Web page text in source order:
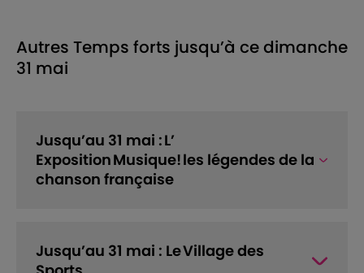
Autres Temps forts jusqu’à ce dimanche
31 mai
Jusqu’au 31 mai : L’
Exposition Musique! les légendes de la
chanson française
Jusqu’au 31 mai : Le Village des